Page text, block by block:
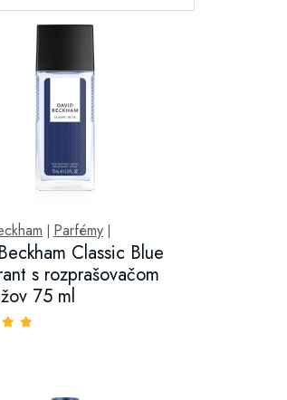
Parfémy|
Classic Blue
s rozprašovačom
75 ml